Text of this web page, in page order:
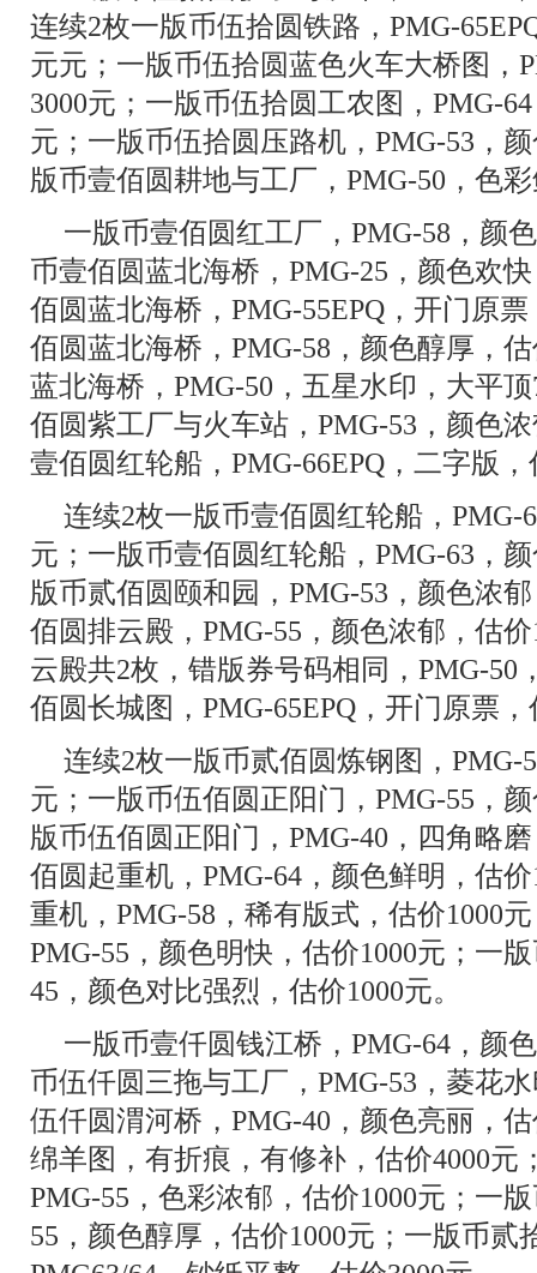
连续2枚一版币伍拾圆铁路，PMG-
元元；一版币伍拾圆蓝色火车大桥图，
3000元；一版币伍拾圆工农图，PMG-
元；一版币伍拾圆压路机，PMG-53，
版币壹佰圆耕地与工厂，PMG-50，色
一版币壹佰圆红工厂，PMG-58，颜
币壹佰圆蓝北海桥，PMG-25，颜色欢
佰圆蓝北海桥，PMG-55EPQ，开门原
佰圆蓝北海桥，PMG-58，颜色醇厚，
蓝北海桥，PMG-50，五星水印，大平
佰圆紫工厂与火车站，PMG-53，颜色
壹佰圆红轮船，PMG-66EPQ，二字版
连续2枚一版币壹佰圆红轮船，PMG-
元；一版币壹佰圆红轮船，PMG-63，
版币贰佰圆颐和园，PMG-53，颜色浓
佰圆排云殿，PMG-55，颜色浓郁，估
云殿共2枚，错版券号码相同，PMG-50
佰圆长城图，PMG-65EPQ，开门原票
连续2枚一版币贰佰圆炼钢图，PMG-
元；一版币伍佰圆正阳门，PMG-55，
版币伍佰圆正阳门，PMG-40，四角略
佰圆起重机，PMG-64，颜色鲜明，估
重机，PMG-58，稀有版式，估价1000
PMG-55，颜色明快，估价1000元；一
45，颜色对比强烈，估价1000元。
一版币壹仟圆钱江桥，PMG-64，颜
币伍仟圆三拖与工厂，PMG-53，菱花
伍仟圆渭河桥，PMG-40，颜色亮丽，
绵羊图，有折痕，有修补，估价4000元
PMG-55，色彩浓郁，估价1000元；一
55，颜色醇厚，估价1000元；一版币